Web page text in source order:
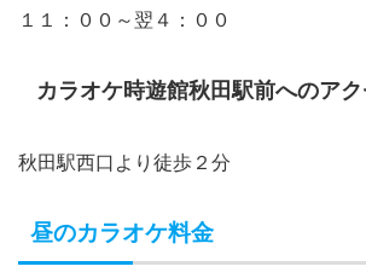
１１：００～翌４：００
カラオケ時遊館秋田駅前へのア
秋田駅西口より徒歩２分
昼のカラオケ料金